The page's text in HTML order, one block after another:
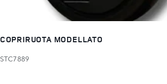
COPRIRUOTA MODELLATO
STC7889